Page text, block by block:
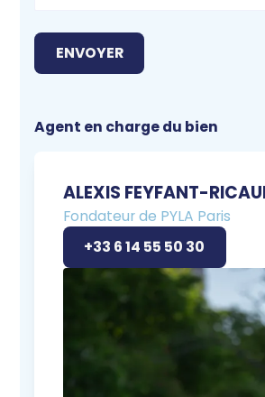
Agent en charge du bien
ALEXIS FEYFANT-
Fondateur de PYLA Paris
+33 6 14 55 50 30